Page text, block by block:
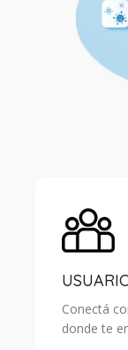
Conectá
donde te